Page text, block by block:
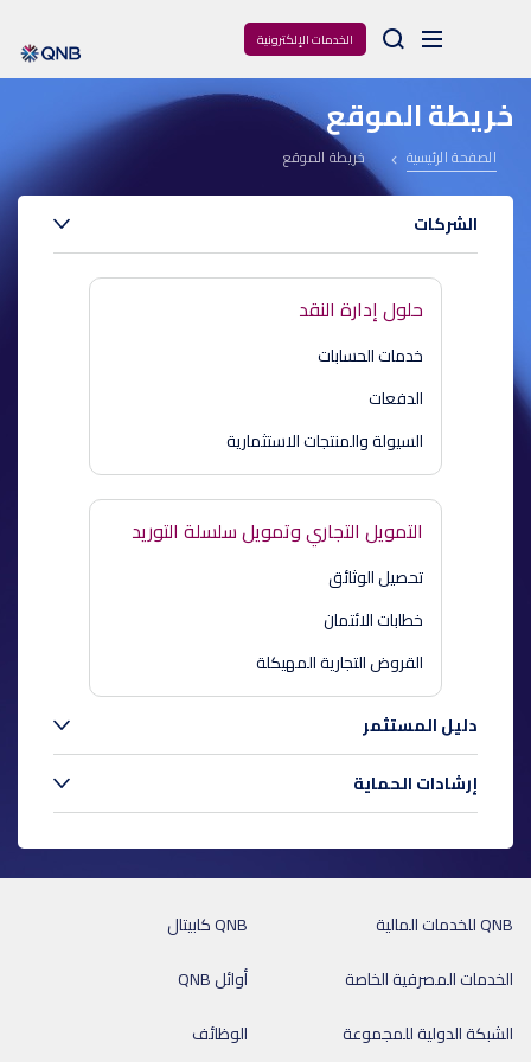
الخدمات الإلكترونية Arama
خريطة الموقع
الصفحة الرئيسية خريطة الموقع
الشركات
حلول إدارة النقد
خدمات الحسابات
الدفعات
السيولة والمنتجات الاستثمارية
التمويل التجاري وتمويل سلسلة التوريد
تحصيل الوثائق
خطابات الائتمان
القروض التجارية المهيكلة
دليل المستثمر
إرشادات الحماية
QNB كابيتال
QNB للخدمات المالية
أوائل QNB
الخدمات المصرفية الخاصة
الوظائف
الشبكة الدولية للمجموعة